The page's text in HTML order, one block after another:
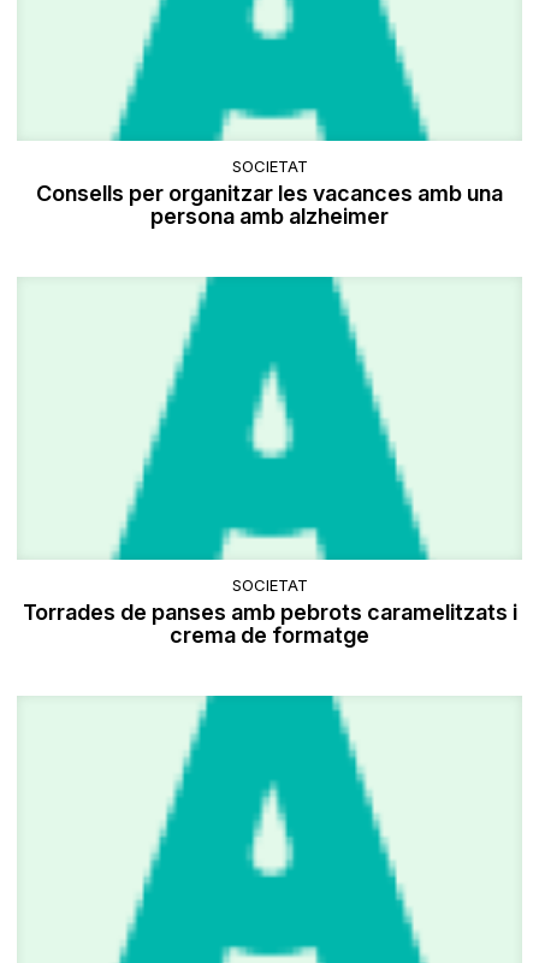
SOCIETAT
Consells per organitzar les vacances amb una
persona amb alzheimer
SOCIETAT
Torrades de panses amb pebrots caramelitzats i
crema de formatge